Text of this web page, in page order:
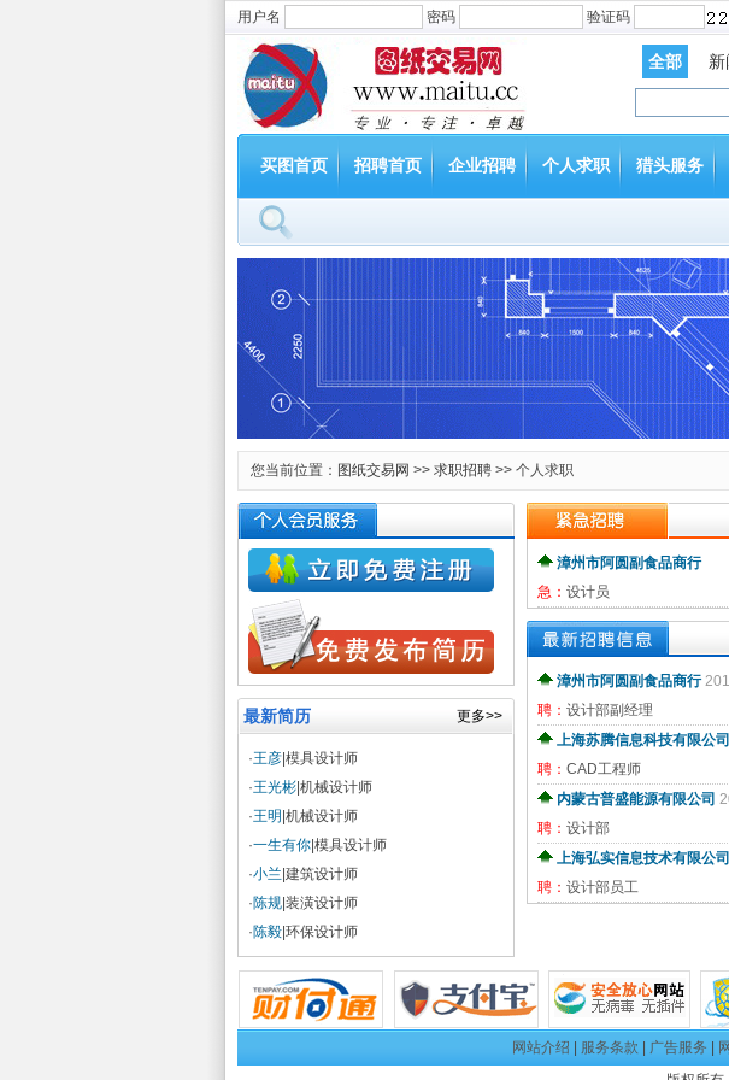
用户名 密码 验证码
全部 新
买图首页 招聘首页 企业招聘 个人求职 猎头服务
您当前位置： 图纸交易网 >> 求职招聘 >> 个人求职
更多>>
最新简历
·王彦 |模具设计师
·王光彬 |机械设计师
·王明 |机械设计师
·一生有你 |模具设计师
·小兰 |建筑设计师
·陈规 |装潢设计师
·陈毅 |环保设计师
漳州市阿圆副食品商行
急： 设计员
漳州市阿圆副食品商行
聘： 设计部副经理
上海苏腾信息科技有限公司
聘： CAD工程师
内蒙古普盛能源有限公司
聘： 设计部
上海弘实信息技术有限公司
聘： 设计部员工
网站介绍 服务条款 广告服务